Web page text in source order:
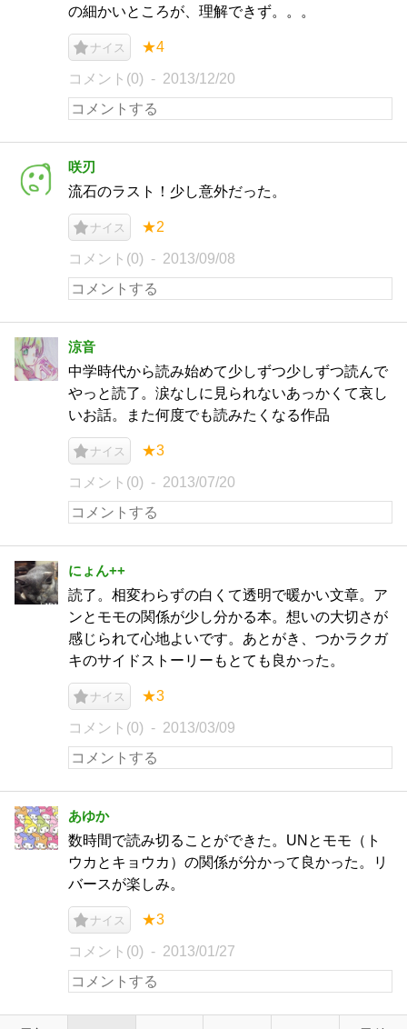
の細かいところが、理解できず。。。
ナイス ★4
コメント(0) 2013/12/20
咲刃
流石のラスト！少し意外だった。
ナイス ★2
コメント(0) 2013/09/08
涼音
中学時代から読み始めて少しずつ少しずつ読んで
やっと読了。涙なしに見られないあっかくて哀し
いお話。また何度でも読みたくなる作品
ナイス ★3
コメント(0) 2013/07/20
にょん++
読了。相変わらずの白くて透明で暖かい文章。ア
ンとモモの関係が少し分かる本。想いの大切さが
感じられて心地よいです。あとがき、つかラクガ
キのサイドストーリーもとても良かった。
ナイス ★3
コメント(0) 2013/03/09
あゆか
数時間で読み切ることができた。UNとモモ（ト
ウカとキョウカ）の関係が分かって良かった。リ
バースが楽しみ。
ナイス ★3
コメント(0) 2013/01/27